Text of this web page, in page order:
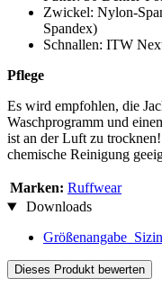
Zwickel: Nylon-
Spandex)
Schnallen: ITW
Pflege
Es wird empfohlen, die
Waschprogramm und
ist an der Luft zu
chemische Reinigung
Marken: Ruffwear
Downloads
Dieses Produkt bewerten